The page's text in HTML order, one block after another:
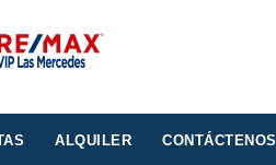
ALQUILER CONTÁCTENOS